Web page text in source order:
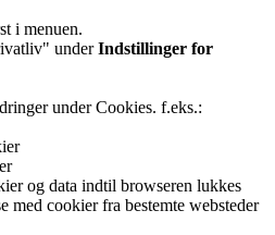
i menuen.
underIndstillinger for
under Cookies. f.eks.:
og data indtil browseren lukkes
med cookier fra bestemte websteder